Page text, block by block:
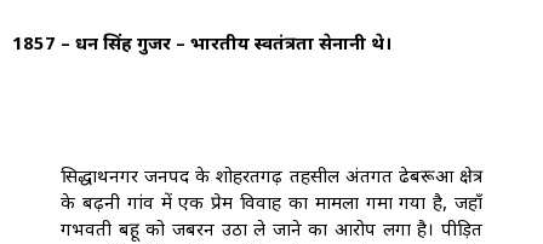
1857 – धन सिंह गुर्जर – भारतीय स्वतंत्रता सेनानी थे।
सिद्धार्थनगर जनपद के शोहरतगढ़ तहसील अंतर्गत ढेबरूआ क्षेत्र
के बढ़नी गांव में एक प्रेम विवाह का मामला गर्मा गया है, जहाँ
गर्भवती बहू को जबरन उठा ले जाने का आरोप लगा है। पीड़ित